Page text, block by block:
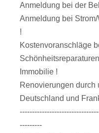
Anmeldung bei der
Anmeldung bei
!
Kostenvoranschläge
Immobilie !
Renovierungen durch
Deutschland und
---------